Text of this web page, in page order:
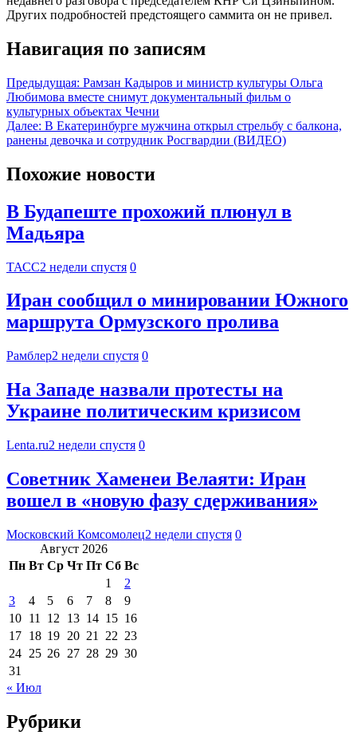
Других подробностей предстоящего саммита он не привел.
Навигация по записям
Предыдущая: Рамзан Кадыров и министр культуры Ольга
Любимова вместе снимут документальный фильм о
культурных объектах Чечни
Далее: В Екатеринбурге мужчина открыл стрельбу с балкона,
ранены девочка и сотрудник Росгвардии (ВИДЕО)
Похожие новости
В Будапеште прохожий плюнул в
Мадьяра
ТАСС2 недели спустя 0
Иран сообщил о минировании Южного
маршрута Ормузского пролива
Рамблер2 недели спустя 0
На Западе назвали протесты на
Украине политическим кризисом
Lenta.ru2 недели спустя 0
Советник Хаменеи Велаяти: Иран
вошел в «новую фазу сдерживания»
Московский Комсомолец2 недели спустя 0
Август 2026
Пн Вт Ср Чт Пт Сб Вс
1
2
3
4 5 6 7 8
9
10 11 12 13 14 15 16
17 18 19 20 21 22 23
24 25 26 27 28 29 30
31
« Июл
Рубрики